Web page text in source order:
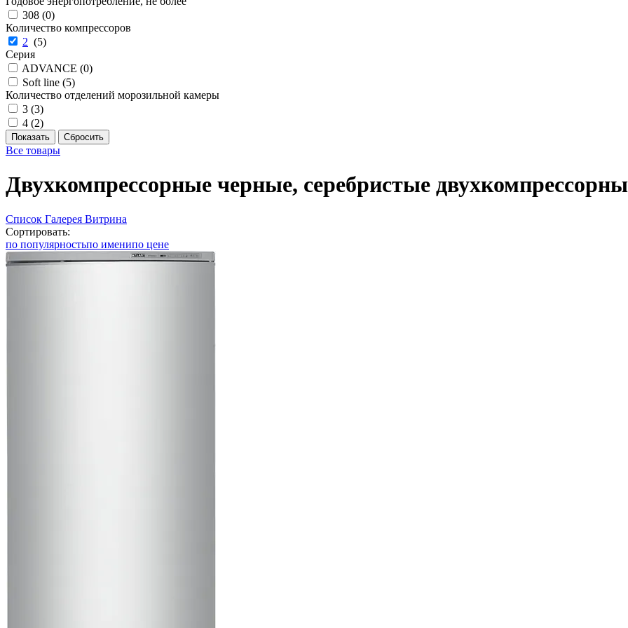
308 (0)
Количество компрессоров
2 (5)
Серия
ADVANCE (0)
Soft line (5)
Количество отделений морозильной камеры
3 (3)
4 (2)
Все товары
Двухкомпрессорные черные, серебристые
Список Галерея Витрина
Сортировать:
по популярностьпо именипо цене